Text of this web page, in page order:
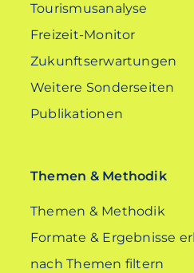
Tourismusanalyse
Freizeit-Monitor
Zukunftserwartungen
Weitere Sonderseiten
Publikationen
Themen & Methodik
Themen & Methodik
Formate & Ergebnisse
nach Themen filtern